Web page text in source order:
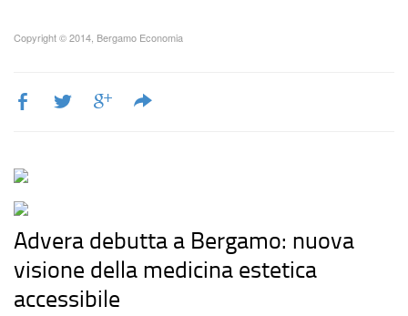
Copyright © 2014, Bergamo Economia
Advera debutta a Bergamo: nuova
visione della medicina estetica
accessibile